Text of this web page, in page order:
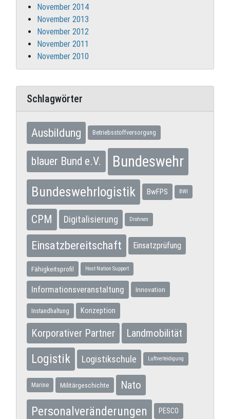
November 2014
November 2013
November 2012
November 2011
November 2010
Schlagwörter
Ausbildung Betriebsstoffversorgung
blauer Bund e.V. Bundeswehr
Bundeswehrlogistik BwFPS BWI
CPM Digitalisierung Drohnen
Einsatzbereitschaft Einsatzprüfung
Fähigkeitsprofil Host Nation Support
Informationsveranstaltung Innovation
Instandhaltung Konzeption
Korporativer Partner Landmobilität
Logistik Logistikschule Luftverteidigung
Marine Militärgeschichte Nato
Personalveränderungen PESCO